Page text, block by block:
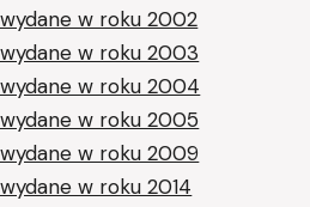
w roku 2002
w roku 2003
w roku 2004
w roku 2005
w roku 2009
w roku 2014